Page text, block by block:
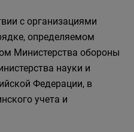
с организациями
определяемом
Министерства обороны
науки и
Федерации, в
учета и